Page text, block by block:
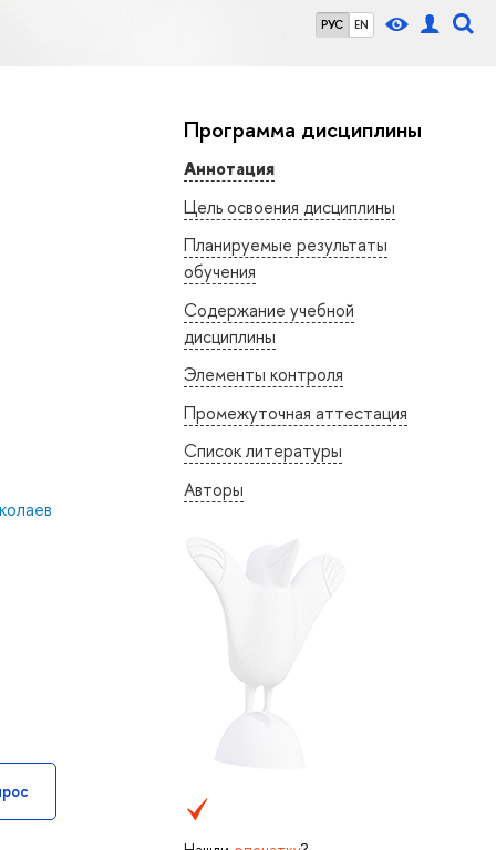
РУС EN
Программа дисциплины
Аннотация
Цель освоения дисциплины
Планируемые результаты
обучения
Содержание учебной
дисциплины
Элементы контроля
Промежуточная аттестация
Список литературы
Авторы